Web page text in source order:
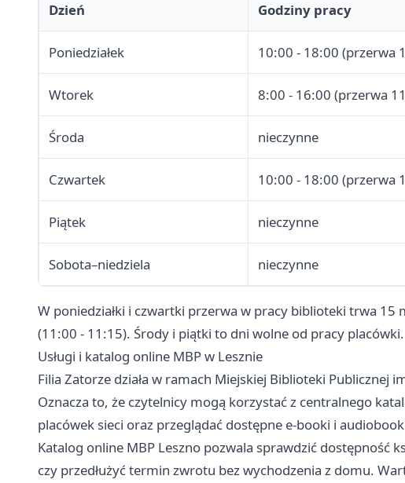
Dzień Godziny pracy
Poniedziałek 10:00 - 18:00 (przerwa
Wtorek 8:00 - 16:00 (przerwa
Środa nieczynne
Czwartek 10:00 - 18:00 (przerwa
Piątek nieczynne
Sobota–niedziela nieczynne
W poniedziałki i czwartki przerwa w pracy biblioteki trwa
(11:00 - 11:15). Środy i piątki to dni wolne od pracy placówki.
Usługi i katalog online MBP w Lesznie
Filia Zatorze działa w ramach Miejskiej Biblioteki Publicznej
Oznacza to, że czytelnicy mogą korzystać z centralnego
placówek sieci oraz przeglądać dostępne e-booki i
Katalog online MBP Leszno pozwala sprawdzić dostępność
czy przedłużyć termin zwrotu bez wychodzenia z domu.